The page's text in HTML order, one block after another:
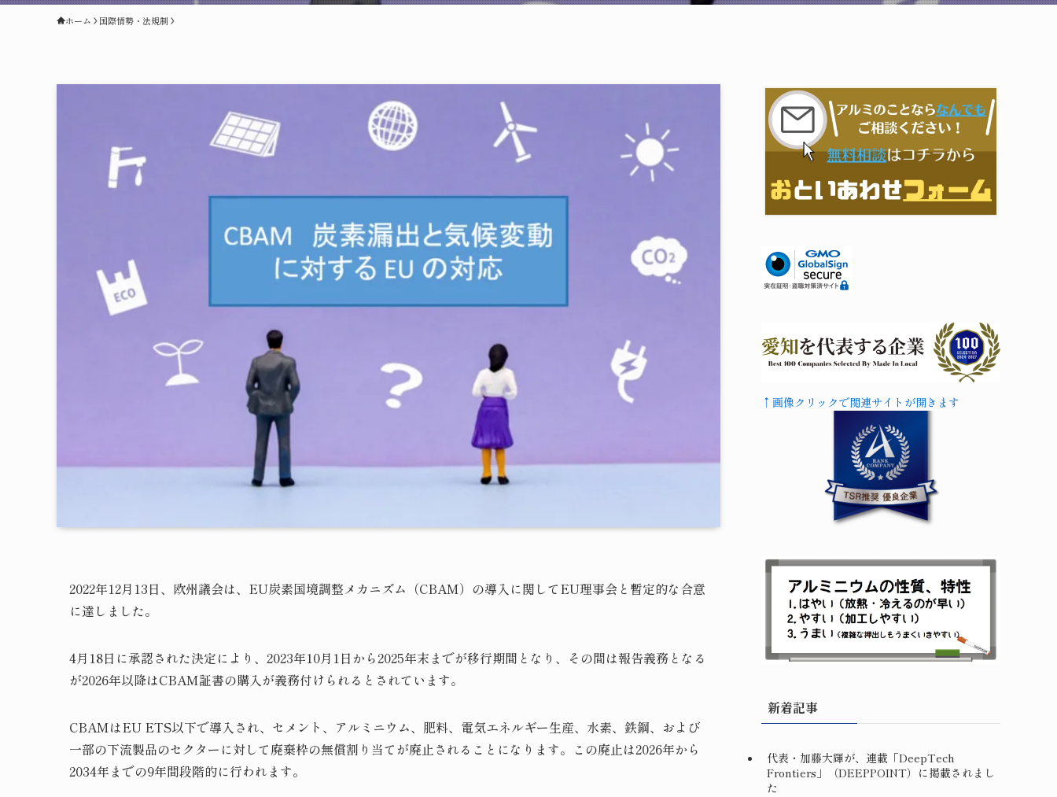
ホーム 国際情勢・法規制
2022年12月13日、欧州議会は、EU炭素国境調整メカニズム（CBAM）の導入に関してEU理事会と暫定的な合意
に達しました。
4月18日に承認された決定により、2023年10月1日から2025年末までが移行期間となり、その間は報告義務となる
が2026年以降はCBAM証書の購入が義務付けられるとされています。
CBAMはEU ETS以下で導入され、セメント、アルミニウム、肥料、電気エネルギー生産、水素、鉄鋼、および
一部の下流製品のセクターに対して廃棄枠の無償割り当てが廃止されることになります。この廃止は2026年から
2034年までの9年間段階的に行われます。
↑画像クリックで関連サイトが開きます
新着記事
代表・加藤大輝が、連載「DeepTech
Frontiers」（DEEPPOINT）に掲載されまし
た